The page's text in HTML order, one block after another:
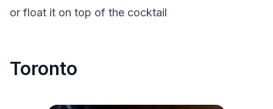
or float it on top of the cocktail
Toronto